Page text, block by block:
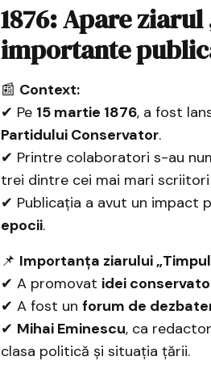
1876: Apare
importante
📰 Context:
✔ Pe 15 martie 1876, a fost
Partidului Conservator.
✔ Printre colaboratori s-au
trei dintre cei mai mari scriitori
✔ Publicația a avut un impact
epocii.
📌 Importanța ziarului
✔ A promovat idei
✔ A fost un forum de
✔ Mihai Eminescu, ca
clasa politică și situația țării.